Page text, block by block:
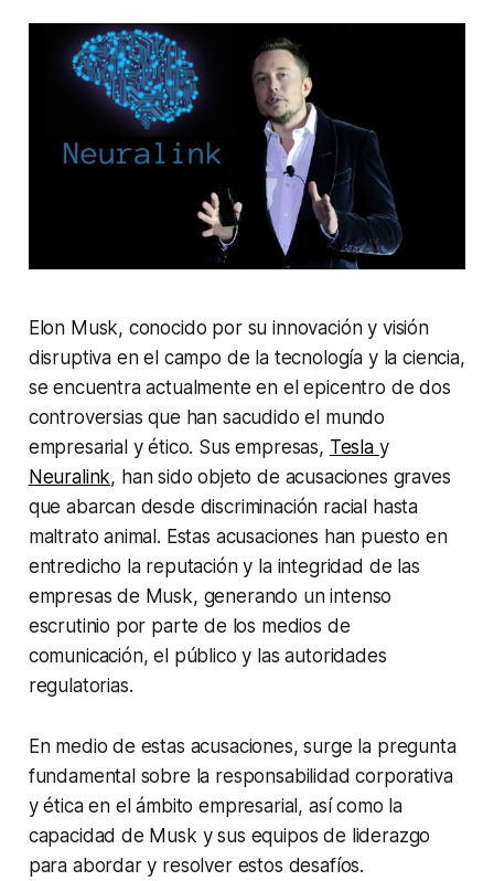
Elon Musk, conocido por su innovación y visión
disruptiva en el campo de la tecnología y la ciencia,
se encuentra actualmente en el epicentro de dos
controversias que han sacudido el mundo
empresarial y ético. Sus empresas, Tesla y
Neuralink, han sido objeto de acusaciones graves
que abarcan desde discriminación racial hasta
maltrato animal. Estas acusaciones han puesto en
entredicho la reputación y la integridad de las
empresas de Musk, generando un intenso
escrutinio por parte de los medios de
comunicación, el público y las autoridades
regulatorias.
En medio de estas acusaciones, surge la pregunta
fundamental sobre la responsabilidad corporativa
y ética en el ámbito empresarial, así como la
capacidad de Musk y sus equipos de liderazgo
para abordar y resolver estos desafíos.